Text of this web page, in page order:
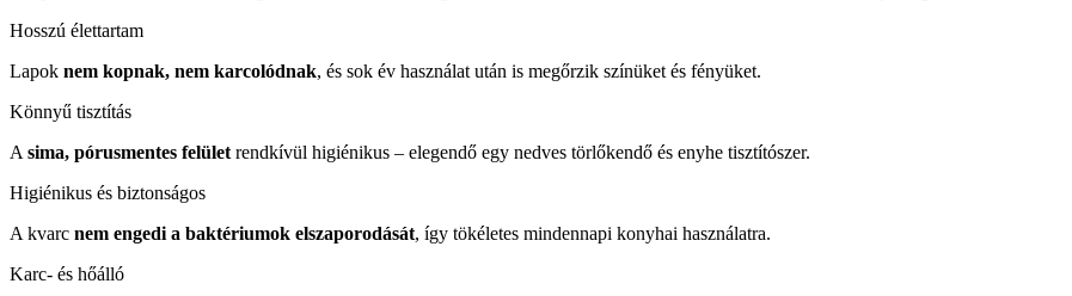
Hosszú élettartam
Lapok nem kopnak, nem karcolódnak, és sok év használat után is megőrzik színüket és fényüket.
Könnyű tisztítás
A sima, pórusmentes felület rendkívül higiénikus – elegendő egy nedves törlőkendő és enyhe tisztítószer.
Higiénikus és biztonságos
A kvarc nem engedi a baktériumok elszaporodását, így tökéletes mindennapi konyhai használatra.
Karc- és hőálló